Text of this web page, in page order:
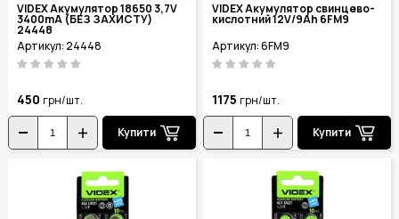
VIDEX Акумулятор 18650 3,7V
3400mA (БЕЗ ЗАХИСТУ)
24448
Артикул: 24448
450 грн/шт.
Купити
VIDEX Акумулятор свинцево-
кислотний 12V/9Ah 6FM9
Артикул: 6FM9
1175 грн/шт.
Купити